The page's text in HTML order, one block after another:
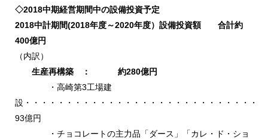
◇2018中期経営期間中の設備投資予定
2018中計期間(2018年度～2020年度）設備投資額 合計約
400億円
（内訳）
生産再構築 ： 約280億円
・高崎第3工場建
設・・・・・・・・・・・・・・・・・・・・・・・・・・・・・
93億円
・チョコレートの主力品「ダース」「カレ・ド・ショ